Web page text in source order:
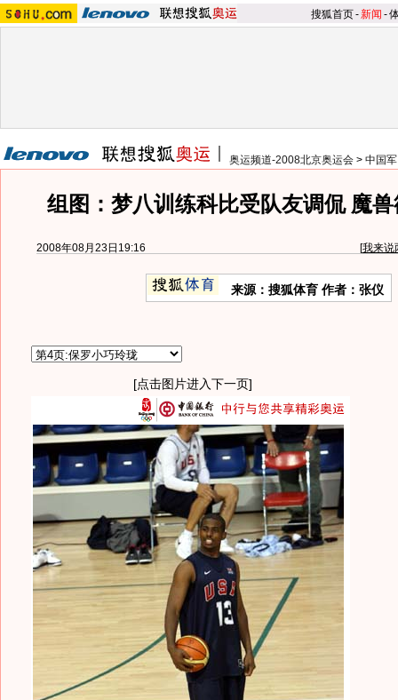
搜狐首页-新闻 -
奥运频道-2008北京奥运会 > 中国
组图：梦八训练科比受队友调侃 魔
2008年08月23日19:16 [我来说
来源：搜狐体育 作者：张仪
[点击图片进入下一页]